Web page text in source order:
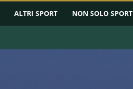
ALTRI SPORT NON SOLO SPORT